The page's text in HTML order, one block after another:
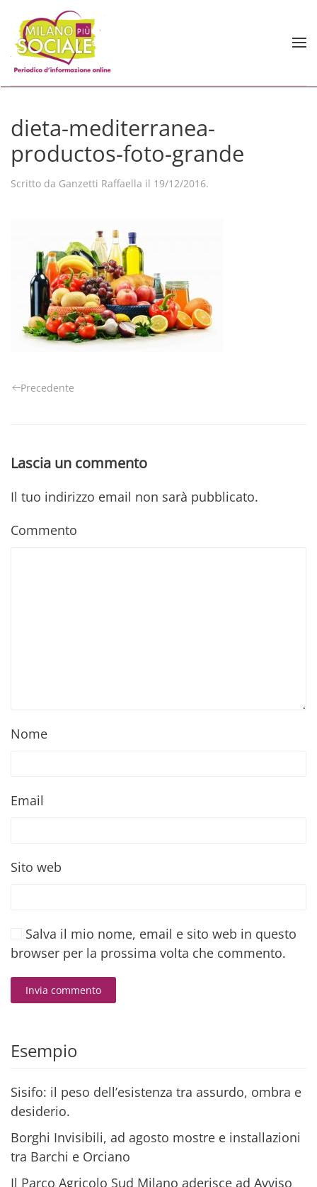
Skip to main content
dieta-mediterranea-
productos-foto-grande
Scritto da Ganzetti Raffaella il 19/12/2016.
Precedente
Lascia un commento
Il tuo indirizzo email non sarà pubblicato.
Commento
Nome
Email
Sito web
Salva il mio nome, email e sito web in questo
browser per la prossima volta che commento.
Invia commento
Esempio
Sisifo: il peso dell’esistenza tra assurdo, ombra e
desiderio.
Borghi Invisibili, ad agosto mostre e installazioni
tra Barchi e Orciano
Il Parco Agricolo Sud Milano aderisce ad Avviso